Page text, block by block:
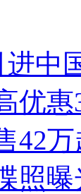
进中
优
42
照